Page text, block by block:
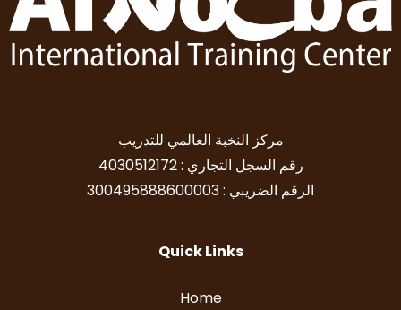
مركز النخبة العالمي للتدريب
رقم السجل التجاري : 4030512172
الرقم الضريبي : 300495888600003
Quick Links
Home